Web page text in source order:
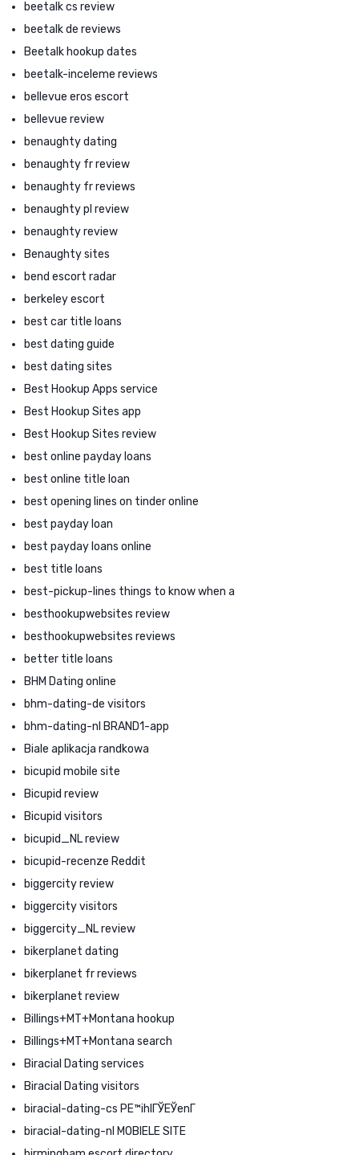
beetalk cs review
beetalk de reviews
Beetalk hookup dates
beetalk-inceleme reviews
bellevue eros escort
bellevue review
benaughty dating
benaughty fr review
benaughty fr reviews
benaughty pl review
benaughty review
Benaughty sites
bend escort radar
berkeley escort
best car title loans
best dating guide
best dating sites
Best Hookup Apps service
Best Hookup Sites app
Best Hookup Sites review
best online payday loans
best online title loan
best opening lines on tinder online
best payday loan
best payday loans online
best title loans
best-pickup-lines things to know when a
besthookupwebsites review
besthookupwebsites reviews
better title loans
BHM Dating online
bhm-dating-de visitors
bhm-dating-nl BRAND1-app
Biale aplikacja randkowa
bicupid mobile site
Bicupid review
Bicupid visitors
bicupid_NL review
bicupid-recenze Reddit
biggercity review
biggercity visitors
biggercity_NL review
bikerplanet dating
bikerplanet fr reviews
bikerplanet review
Billings+MT+Montana hookup
Billings+MT+Montana search
Biracial Dating services
Biracial Dating visitors
biracial-dating-cs PЕ™ihlГЎЕЎenГ­
biracial-dating-nl MOBIELE SITE